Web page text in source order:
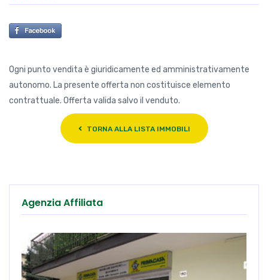
Ogni punto vendita è giuridicamente ed amministrativamente
autonomo. La presente offerta non costituisce elemento
contrattuale. Offerta valida salvo il venduto.
TORNA ALLA LISTA IMMOBILI
Agenzia Affiliata